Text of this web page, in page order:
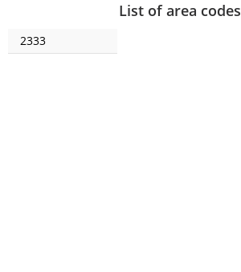
List of area codes
2333